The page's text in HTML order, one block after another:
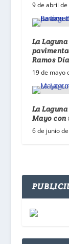
9 de abril de
La
Ramos
19 de mayo
La
Mayo con
6 de junio